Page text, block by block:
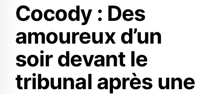
Cocody : Des
amoureux d’un
soir devant le
tribunal après une